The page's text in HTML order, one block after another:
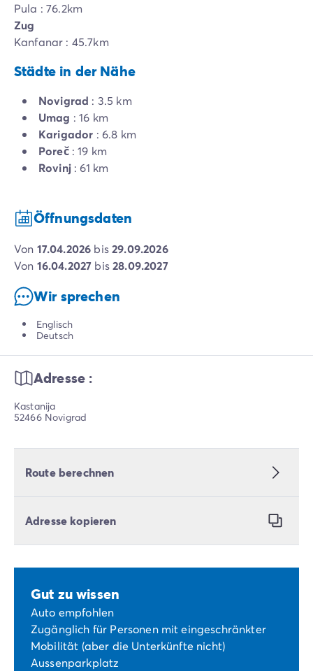
Pula : 76.2km
Zug
Kanfanar : 45.7km
Städte in der Nähe
Novigrad : 3.5 km
Umag : 16 km
Karigador : 6.8 km
Poreč: 19 km
Rovinj: 61 km
Öffnungsdaten
von 17.04.2026 bis29.09.2026
von 16.04.2027 bis28.09.2027
Wir sprechen
Englisch
Deutsch
Adresse :
Kastanija
52466 Novigrad
Route berechnen
Adresse kopieren
Gut zu wissen
Auto empfohlen
Zugänglich für Personen mit eingeschränkter
Mobilität (aber die Unterkünfte nicht)
Aussenparkplatz